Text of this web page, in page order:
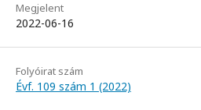
Megjelent
2022-06-16
Folyóirat szám
Évf. 109 szám 1 (2022)